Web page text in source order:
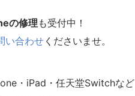
の修理 も受付中！
い合わせ くださいませ。
・iPad・任天堂Switchなど